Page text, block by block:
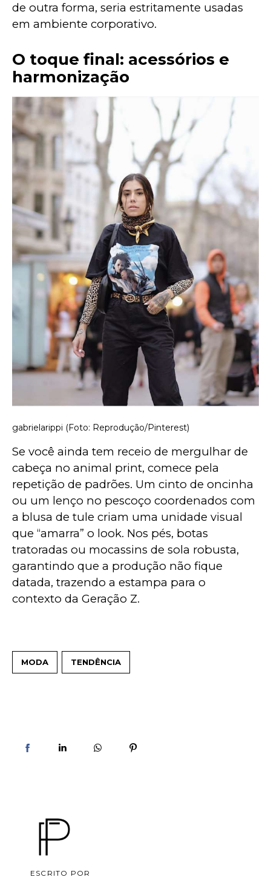
de outra forma, seria estritamente usadas
em ambiente corporativo.
O toque final: acessórios e
harmonização
gabrielarippi (Foto: Reprodução/Pinterest)
Se você ainda tem receio de mergulhar de
cabeça no animal print, comece pela
repetição de padrões. Um cinto de oncinha
ou um lenço no pescoço coordenados com
a blusa de tule criam uma unidade visual
que “amarra” o look. Nos pés, botas
tratoradas ou mocassins de sola robusta,
garantindo que a produção não fique
datada, trazendo a estampa para o
contexto da Geração Z.
MODA TENDÊNCIA
ESCRITO POR